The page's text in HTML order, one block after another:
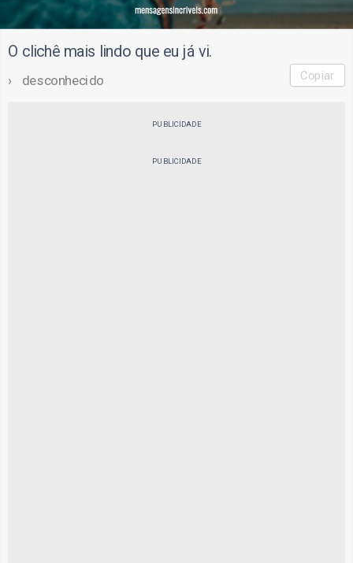
O clichê mais lindo que eu já vi.
desconhecido Copiar
PUBLICIDADE
PUBLICIDADE